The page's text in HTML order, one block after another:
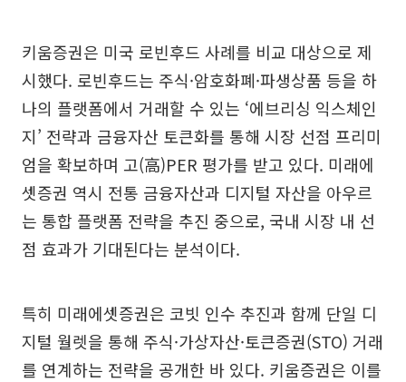
키움증권은 미국 로빈후드 사례를 비교 대상으로 제
시했다. 로빈후드는 주식·암호화폐·파생상품 등을 하
나의 플랫폼에서 거래할 수 있는 ‘에브리싱 익스체인
지’ 전략과 금융자산 토큰화를 통해 시장 선점 프리미
엄을 확보하며 고(高)PER 평가를 받고 있다. 미래에
셋증권 역시 전통 금융자산과 디지털 자산을 아우르
는 통합 플랫폼 전략을 추진 중으로, 국내 시장 내 선
점 효과가 기대된다는 분석이다.
특히 미래에셋증권은 코빗 인수 추진과 함께 단일 디
지털 월렛을 통해 주식·가상자산·토큰증권(STO) 거래
를 연계하는 전략을 공개한 바 있다. 키움증권은 이를